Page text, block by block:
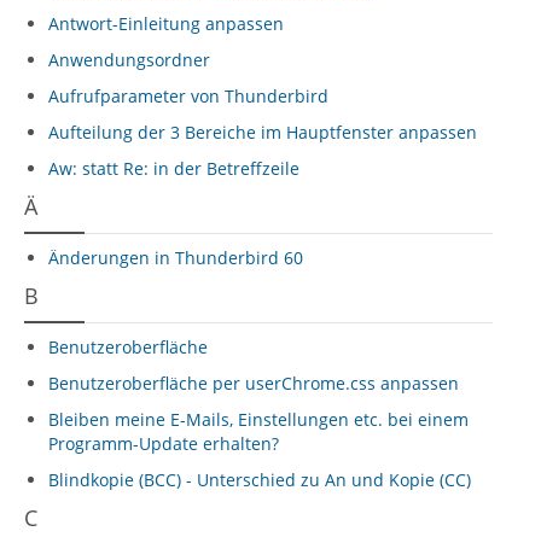
Antwort-Einleitung anpassen
Anwendungsordner
Aufrufparameter von Thunderbird
Aufteilung der 3 Bereiche im Hauptfenster anpassen
Aw: statt Re: in der Betreffzeile
Ä
Änderungen in Thunderbird 60
B
Benutzeroberfläche
Benutzeroberfläche per userChrome.css anpassen
Bleiben meine E-Mails, Einstellungen etc. bei einem
Programm-Update erhalten?
Blindkopie (BCC) - Unterschied zu An und Kopie (CC)
C